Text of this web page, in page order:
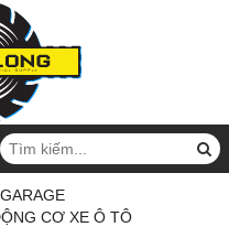
CƠ XE Ô TÔ